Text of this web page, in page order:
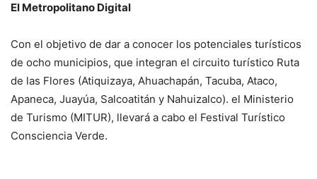
El Metropolitano Digital
Con el objetivo de dar a conocer los potenciales turísticos
de ocho municipios, que integran el circuito turístico Ruta
de las Flores (Atiquizaya, Ahuachapán, Tacuba, Ataco,
Apaneca, Juayúa, Salcoatitán y Nahuizalco). el Ministerio
de Turismo (MITUR), llevará a cabo el Festival Turístico
Consciencia Verde.